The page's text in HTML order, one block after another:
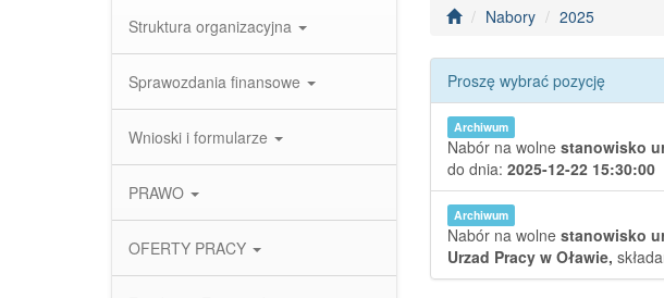
Struktura organizacyjna
Sprawozdania finansowe
Wnioski i formularze
PRAWO
OFERTY PRACY
Nabory 2025
Proszę wybrać pozycję
Archiwum
Nabór na wolne stanowisko
do dnia: 2025-12-22 15:30:00
Archiwum
Nabór na wolne stanowisko
Urzad Pracy w Oławie,